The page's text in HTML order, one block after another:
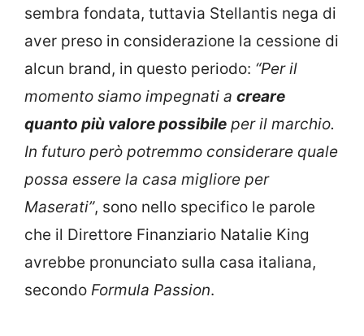
sembra fondata, tuttavia Stellantis nega di
aver preso in considerazione la cessione di
alcun brand, in questo periodo: “Per il
momento siamo impegnati a creare
quanto più valore possibile per il marchio.
In futuro però potremmo considerare quale
possa essere la casa migliore per
Maserati”, sono nello specifico le parole
che il Direttore Finanziario Natalie King
avrebbe pronunciato sulla casa italiana,
secondo Formula Passion.